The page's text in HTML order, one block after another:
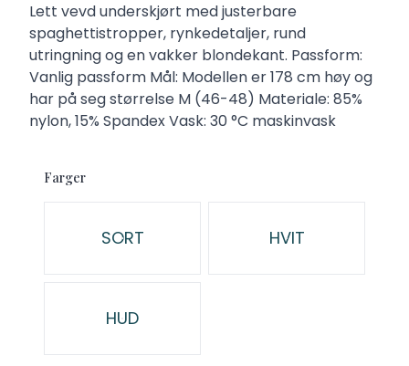
Description
Lett vevd underskjørt med justerbare
spaghettistropper, rynkedetaljer, rund
utringning og en vakker blondekant. Passform:
Vanlig passform Mål: Modellen er 178 cm høy og
har på seg størrelse M (46-48) Materiale: 85%
nylon, 15% Spandex Vask: 30 °C maskinvask
Farger
Velg en Farger
SORT HVIT
HUD